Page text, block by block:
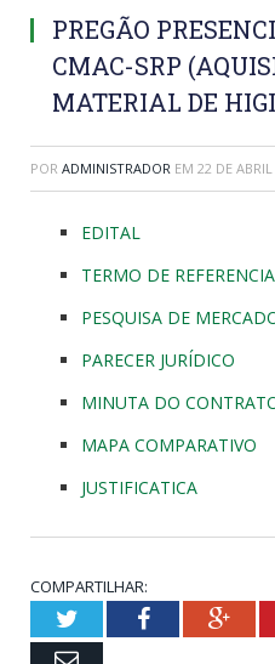
PREGÃO
CMAC-SRP
MATERIAL DE
POR ADMINISTRADOR EM 22 DE
EDITAL
TERMO DE REFERENCIA
PESQUISA DE
PARECER JURÍDICO
MINUTA DO
MAPA COMPARATIVO
JUSTIFICATICA
COMPARTILHAR:
TwitterFacebook
Email